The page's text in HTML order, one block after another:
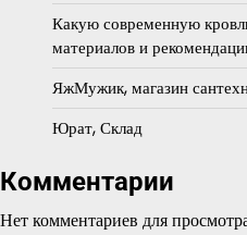
Какую современную
материалов и
ЯжМужик, магазин
Юрат, Склад
Комментарии
Нет комментариев для